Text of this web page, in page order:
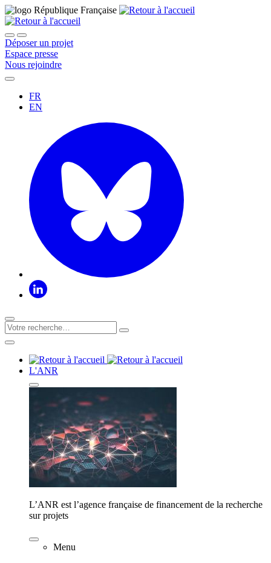
Déposer un projet
Espace presse
Nous rejoindre
FR
EN
L'ANR
L’ANR est l’agence française de financement de la recherche
sur projets
Menu